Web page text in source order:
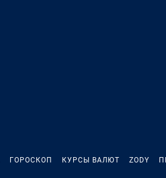
ГОРОСКОП КУРСЫ ВАЛЮТ ZODY